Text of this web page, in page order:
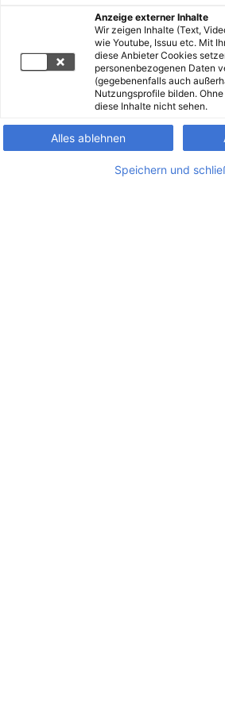
Anzeige externer Inhalte
Wir zeigen Inhalte (Text,
wie Youtube, Issuu etc. Mit
diese Anbieter Cookies
personenbezogenen Daten
(gegebenenfalls auch
Nutzungsprofile bilden.
diese Inhalte nicht sehen.
Alles ablehnen
Speichern und